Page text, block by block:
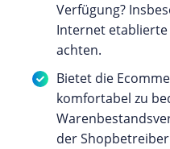
Verfügung?
Internet etablierte
achten.
Bietet die
komfortabel zu
der